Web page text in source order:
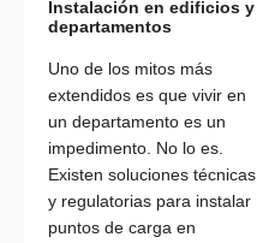
Instalación en edificios y
departamentos
Uno de los mitos más
extendidos es que vivir en
un departamento es un
impedimento. No lo es.
Existen soluciones técnicas
y regulatorias para instalar
puntos de carga en